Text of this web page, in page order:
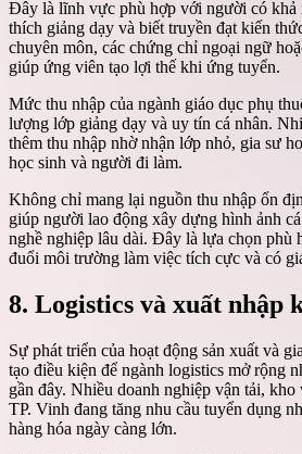
Đây là lĩnh vực phù hợp với người có khả
thích giảng dạy và biết truyền đạt kiến
chuyên môn, các chứng chỉ ngoại ngữ
giúp ứng viên tạo lợi thế khi ứng tuyển.
Mức thu nhập của ngành giáo dục phụ
lượng lớp giảng dạy và uy tín cá nhân.
thêm thu nhập nhờ nhận lớp nhỏ, gia sư
học sinh và người đi làm.
Không chỉ mang lại nguồn thu nhập ổn
giúp người lao động xây dựng hình ảnh
nghề nghiệp lâu dài. Đây là lựa chọn phù
đuổi môi trường làm việc tích cực và có
8. Logistics và xuất nhập
Sự phát triển của hoạt động sản xuất và
tạo điều kiện để ngành logistics mở rộng
gần đây. Nhiều doanh nghiệp vận tải, kho
TP. Vinh đang tăng nhu cầu tuyển dụng
hàng hóa ngày càng lớn.